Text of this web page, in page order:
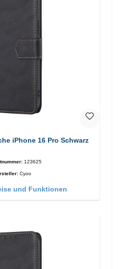
iPhone 16 Pro Schwarz
123625
Cyoo
und Funktionen